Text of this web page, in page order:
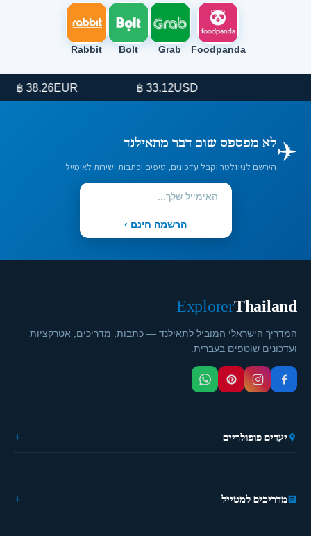
Foodpanda
Grab
Bolt
Rabbit
USD
33.12 ฿
EUR
38.26 ฿
✈️לא מפספס שום דבר מתאילנד
הירשם לניוזלטר וקבל עדכונים, טיפים וכתבות ישירות לאימייל
הרשמה חינם ›
Thailand
Explorer
המדריך הישראלי המוביל לתאילנד — כתבות, מדריכים, אטרקציות
ועדכונים שוטפים בעברית.
יעדים פופולריים
🎭 פאטייה
⛵ קראבי
מדריכים למטייל